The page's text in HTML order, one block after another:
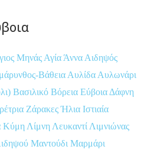
Μηνάς Αγία Άννα Αιδηψός
Βάθεια Αυλίδα Αυλωνάρι
Βασιλικό Βόρεια Εύβοια Δάφνη
ΖάρακεςΉλια Ιστιαία
Κύμη Λίμνη Λευκαντί Λιμνιώνας
Μαντούδι Μαρμάρι